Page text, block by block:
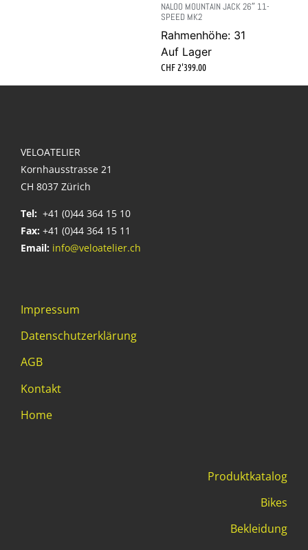
NALOO MOUNTAIN JACK 26″ 11-
SPEED MK2
Rahmenhöhe: 31
Auf Lager
CHF2'399.00
VELOATELIER
Kornhausstrasse 21
CH 8037 Zürich
Tel: +41 (0)44 364 15 10
Fax: +41 (0)44 364 15 11
Email: info@veloatelier.ch
Impressum
Datenschutzerklärung
AGB
Kontakt
Home
Produktkatalog
Bikes
Bekleidung